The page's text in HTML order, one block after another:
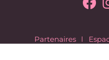
Partenaires